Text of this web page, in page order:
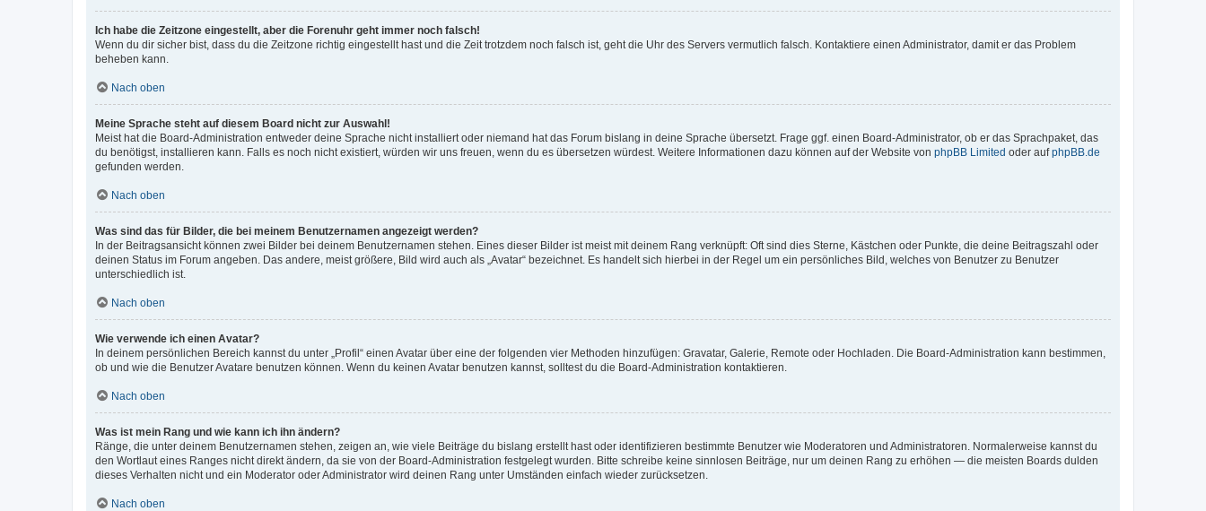
Ich habe die Zeitzone eingestellt, aber die Forenuhr geht immer noch falsch!
Wenn du dir sicher bist, dass du die Zeitzone richtig eingestellt hast und die Zeit trotzdem noch falsch ist, geht die Uhr des Servers vermutlich falsch. Kontaktiere einen Administrator, damit er das Problem
beheben kann.
Nach oben
Meine Sprache steht auf diesem Board nicht zur Auswahl!
Meist hat die Board-Administration entweder deine Sprache nicht installiert oder niemand hat das Forum bislang in deine Sprache übersetzt. Frage ggf. einen Board-Administrator, ob er das Sprachpaket, das
du benötigst, installieren kann. Falls es noch nicht existiert, würden wir uns freuen, wenn du es übersetzen würdest. Weitere Informationen dazu können auf der Website von phpBB Limited oder aufphpBB.de
gefunden werden.
Nach oben
Was sind das für Bilder, die bei meinem Benutzernamen angezeigt werden?
In der Beitragsansicht können zwei Bilder bei deinem Benutzernamen stehen. Eines dieser Bilder ist meist mit deinem Rang verknüpft: Oft sind dies Sterne, Kästchen oder Punkte, die deine Beitragszahl oder
deinen Status im Forum angeben. Das andere, meist größere, Bild wird auch als „Avatar“ bezeichnet. Es handelt sich hierbei in der Regel um ein persönliches Bild, welches von Benutzer zu Benutzer
unterschiedlich ist.
Nach oben
Wie verwende ich einen Avatar?
In deinem persönlichen Bereich kannst du unter „Profil“ einen Avatar über eine der folgenden vier Methoden hinzufügen: Gravatar, Galerie, Remote oder Hochladen. Die Board-Administration kann bestimmen,
ob und wie die Benutzer Avatare benutzen können. Wenn du keinen Avatar benutzen kannst, solltest du die Board-Administration kontaktieren.
Nach oben
Was ist mein Rang und wie kann ich ihn ändern?
Ränge, die unter deinem Benutzernamen stehen, zeigen an, wie viele Beiträge du bislang erstellt hast oder identifizieren bestimmte Benutzer wie Moderatoren und Administratoren. Normalerweise kannst du
den Wortlaut eines Ranges nicht direkt ändern, da sie von der Board-Administration festgelegt wurden. Bitte schreibe keine sinnlosen Beiträge, nur um deinen Rang zu erhöhen — die meisten Boards dulden
dieses Verhalten nicht und ein Moderator oder Administrator wird deinen Rang unter Umständen einfach wieder zurücksetzen.
Nach oben